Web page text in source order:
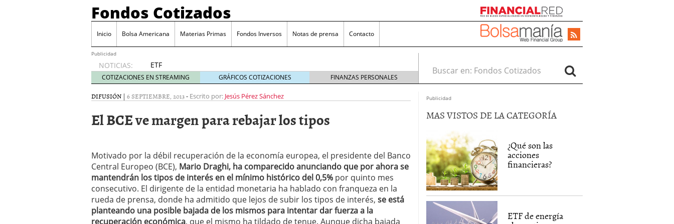
Fondos Cotizados
Inicio Bolsa Americana Materias Primas Fondos Inversos Notas de prensa Contacto
Publicidad
NOTICIAS:
ETF
activos:
el
producto
Europa y
a llegar
al
inversor
español
febrero
28, 2026
ETF activos: el producto que más crece en Europa y que empieza a llegar al
COTIZACIONES EN STREAMING GRÁFICOS COTIZACIONES FINANZAS PERSONALES
Buscar en:
DIFUSIÓN | 6 SEPTIEMBRE, 2013- Escrito por: Jesús Pérez Sánchez
El BCE ve margen para rebajar los tipos
Motivado por la débil recuperación de la economía europea, el presidente del Banco
Central Europeo (BCE), Mario Draghi, ha comparecido anunciando que por ahora se
mantendrán los tipos de interés en el mínimo histórico del 0,5% por quinto mes
consecutivo. El dirigente de la entidad monetaria ha hablado con franqueza en la
rueda de prensa, donde ha admitido que lejos de subir los tipos de interés, se está
planteando una posible bajada de los mismos para intentar dar fuerza a la
recuperación económica, que el mismo ha tildado de tenue. Aunque dicha bajada
Publicidad
MAS VISTOS DE LA CATEGORÍA
¿Qué son las
acciones
financieras?
ETF de energía